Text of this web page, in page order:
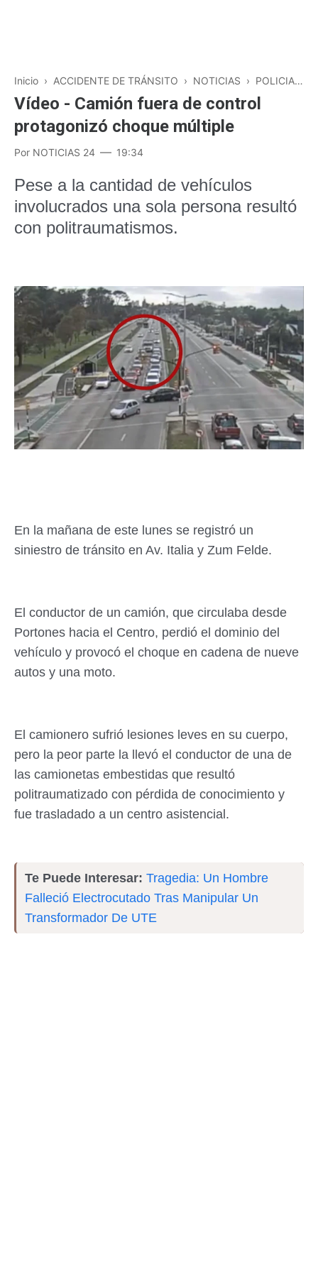
Inicio › ACCIDENTE DE TRÁNSITO › NOTICIAS › POLICIALES
Vídeo - Camión fuera de control
protagonizó choque múltiple
Por NOTICIAS 24 19:34
Pese a la cantidad de vehículos
involucrados una sola persona resultó
con politraumatismos.
En la mañana de este lunes se registró un
siniestro de tránsito en Av. Italia y Zum Felde.
El conductor de un camión, que circulaba desde
Portones hacia el Centro, perdió el dominio del
vehículo y provocó el choque en cadena de nueve
autos y una moto.
El camionero sufrió lesiones leves en su cuerpo,
pero la peor parte la llevó el conductor de una de
las camionetas embestidas que resultó
politraumatizado con pérdida de conocimiento y
fue trasladado a un centro asistencial.
Te Puede Interesar: Tragedia: Un Hombre
Falleció Electrocutado Tras Manipular Un
Transformador De UTE